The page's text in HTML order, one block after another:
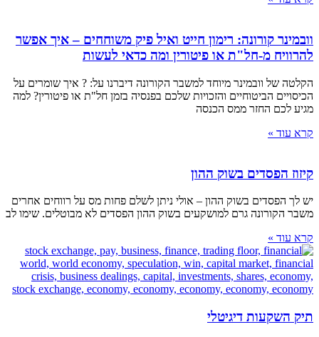
וובמינר קורונה: רימון חייט ואיל פיק משוחחים – איך אפשר
להרוויח מ-חל"ת או פיטורין ומה כדאי לעשות
הקלטה של וובמינר מיוחד למשבר הקורונה דיברנו על: ? איך שומרים על
הכיסויים הביטוחיים והזכויות שלכם בפנסיה בזמן חל"ת או פיטורין? למה
מגיע לכם החזר ממס הכנסה
קרא עוד »
קיזוז הפסדים בשוק ההון
יש לך הפסדים בשוק ההון – אולי ניתן לשלם פחות מס על רווחים אחרים
משבר הקורונה גרם למושקעים בשוק ההון הפסדים לא מבוטלים. שימו לב
קרא עוד »
תיק השקעות דיגיטלי